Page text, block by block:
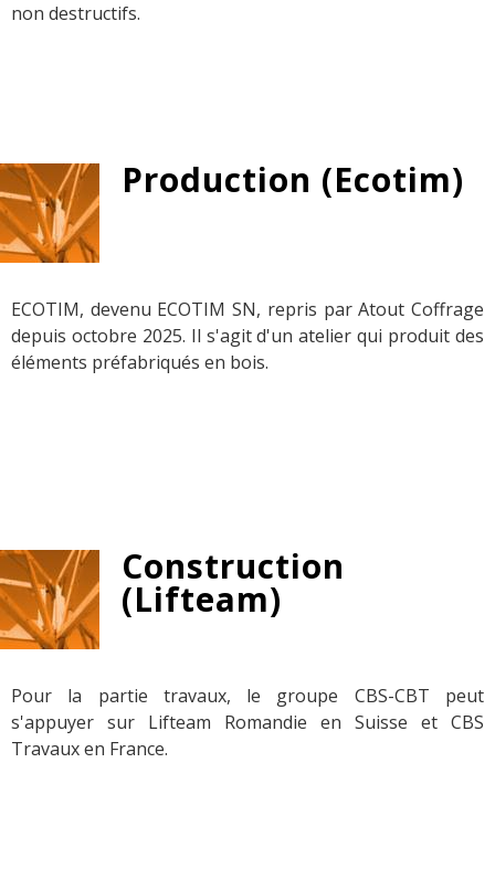
non destructifs.
Production (Ecotim)
ECOTIM, devenu ECOTIM SN, repris par Atout Coffrage
depuis octobre 2025. Il s'agit d'un atelier qui produit des
éléments préfabriqués en bois.
Construction
(Lifteam)
Pour la partie travaux, le groupe CBS-CBT peut
s'appuyer sur Lifteam Romandie en Suisse et CBS
Travaux en France.